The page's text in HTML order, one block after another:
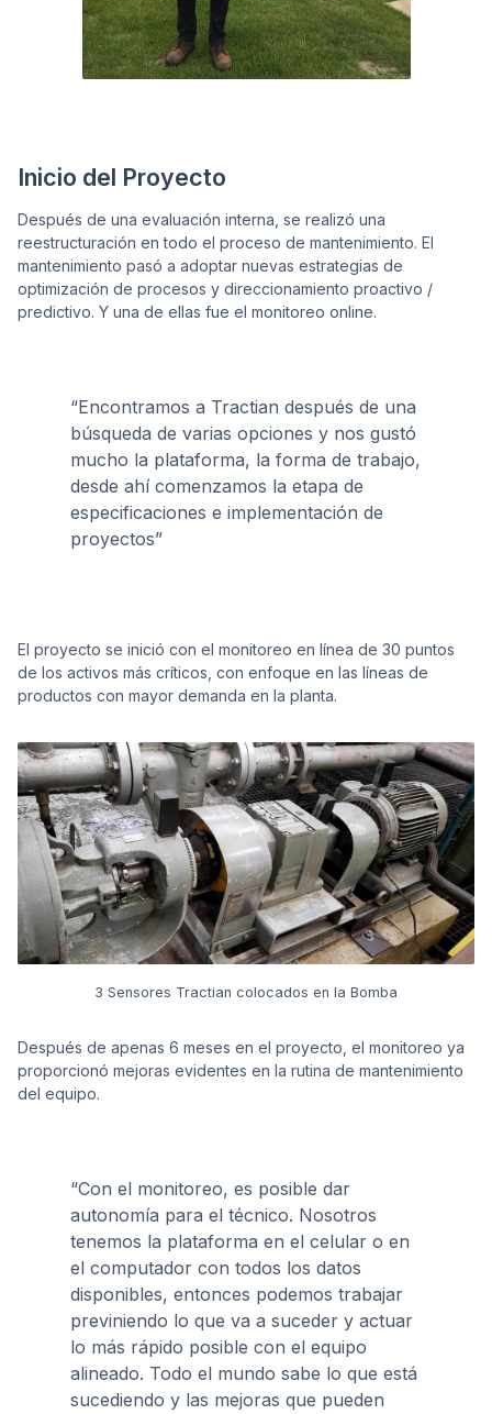
Inicio del Proyecto
Después de una evaluación interna, se realizó una
reestructuración en todo el proceso de mantenimiento. El
mantenimiento pasó a adoptar nuevas estrategias de
optimización de procesos y direccionamiento proactivo /
predictivo. Y una de ellas fue el monitoreo online.
“Encontramos a Tractian después de una
búsqueda de varias opciones y nos gustó
mucho la plataforma, la forma de trabajo,
desde ahí comenzamos la etapa de
especificaciones e implementación de
proyectos”
El proyecto se inició con el monitoreo en línea de 30 puntos
de los activos más críticos, con enfoque en las líneas de
productos con mayor demanda en la planta.
3 Sensores Tractian colocados en la Bomba
Después de apenas 6 meses en el proyecto, el monitoreo ya
proporcionó mejoras evidentes en la rutina de mantenimiento
del equipo.
“Con el monitoreo, es posible dar
autonomía para el técnico. Nosotros
tenemos la plataforma en el celular o en
el computador con todos los datos
disponibles, entonces podemos trabajar
previniendo lo que va a suceder y actuar
lo más rápido posible con el equipo
alineado. Todo el mundo sabe lo que está
sucediendo y las mejoras que pueden